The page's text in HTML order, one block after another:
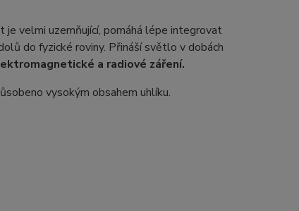
je velmi uzemňující, pomáhá lépe integrovat
do fyzické roviny. Přináší světlo v dobách
a radiové záření.
vysokým obsahem uhlíku.